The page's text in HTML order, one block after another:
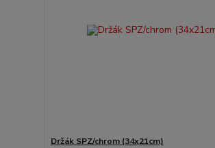
Držák SPZ/chrom (34x21cm)